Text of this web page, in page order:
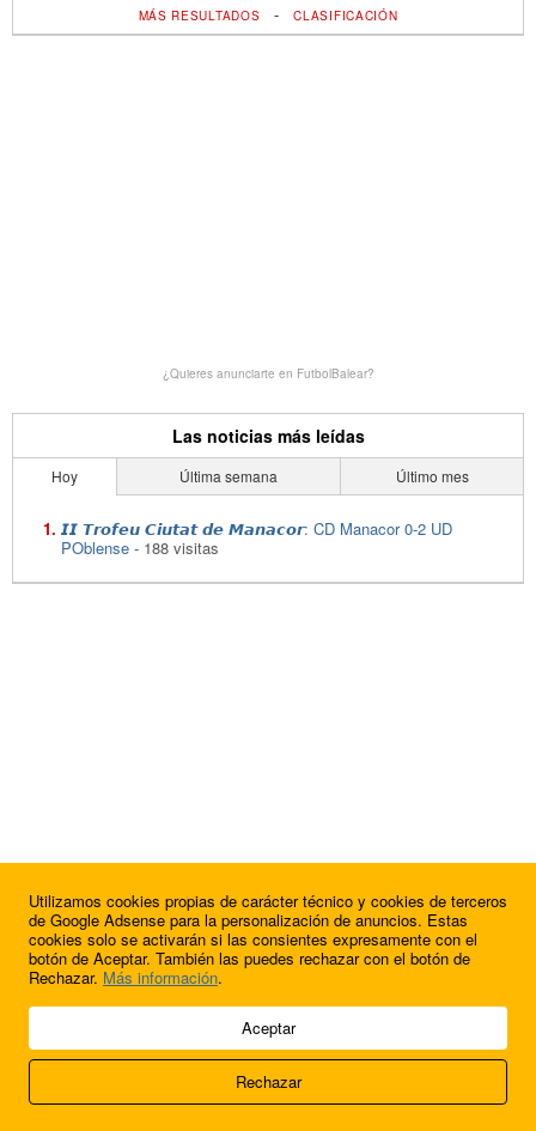
MÁS RESULTADOS -CLASIFICACIÓN
¿Quieres anunciarte en FutbolBalear?
Las noticias más leídas
Hoy Última semana Último mes
𝙄𝙄 𝙏𝙧𝙤𝙛𝙚𝙪 𝘾𝙞𝙪𝙩𝙖𝙩 𝙙𝙚 𝙈𝙖𝙣𝙖𝙘𝙤𝙧: CD Manacor 0-2 UD
POblense - 188 visitas
© 2009 - 2026 Soluciones Corporativas IP, SL.
Acerca de nosotros
FútbolBalear
Utilizamos cookies propias de carácter técnico y cookies de terceros
de Google Adsense para la personalización de anuncios. Estas
cookies solo se activarán si las consientes expresamente con el
botón de Aceptar. También las puedes rechazar con el botón de
Rechazar. Más información.
Aceptar
Rechazar